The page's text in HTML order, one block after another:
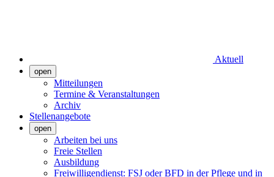
Aktuell
open
Mitteilungen
Termine & Veranstaltungen
Archiv
Stellenangebote
open
Arbeiten bei uns
Freie Stellen
Ausbildung
Freiwilligendienst: FSJ oder BFD in der Pflege und in